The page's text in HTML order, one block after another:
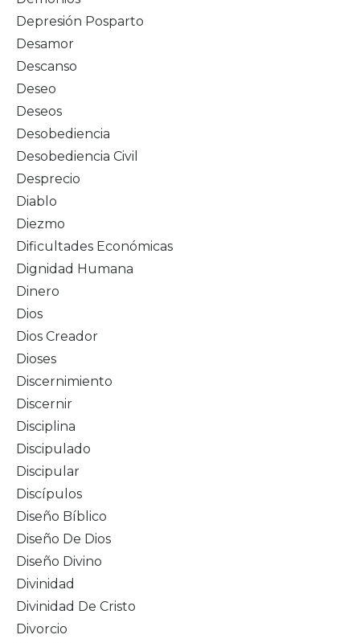
Depresión Posparto
Desamor
Descanso
Deseo
Deseos
Desobediencia
Desobediencia Civil
Desprecio
Diablo
Diezmo
Dificultades Económicas
Dignidad Humana
Dinero
Dios
Dios Creador
Dioses
Discernimiento
Discernir
Disciplina
Discipulado
Discipular
Discípulos
Diseño Bíblico
Diseño De Dios
Diseño Divino
Divinidad
Divinidad De Cristo
Divorcio